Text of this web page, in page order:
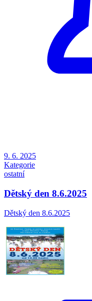
9. 6. 2025
Kategorie
ostatní
Dětský den 8.6.2025
Dětský den 8.6.2025